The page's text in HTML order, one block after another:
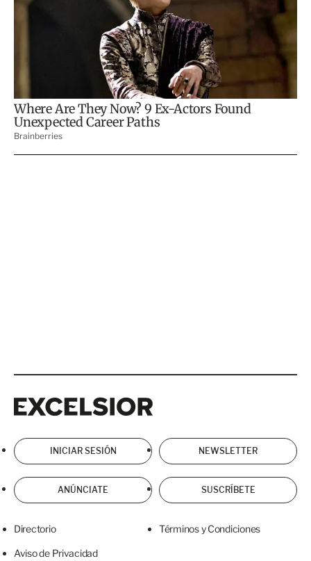
INICIAR SESIÓN NEWSLETTER
ANÚNCIATE SUSCRÍBETE
Directorio Términos y Condiciones
Aviso de Privacidad